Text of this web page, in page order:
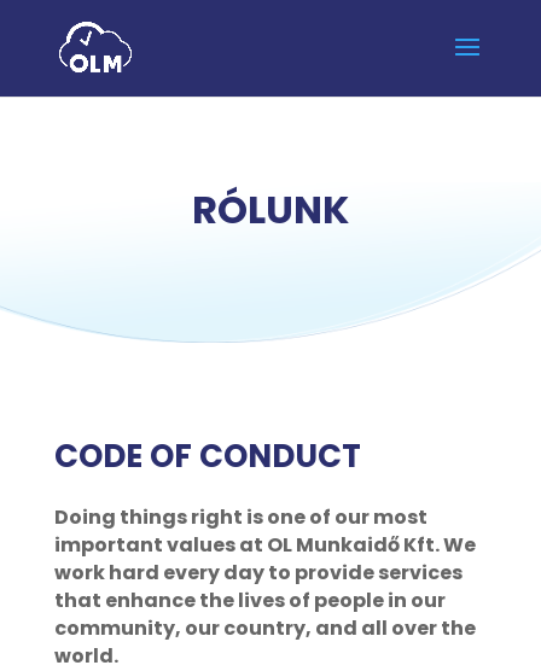
RÓLUNK
CODE OF CONDUCT
Doing things right is one of our most
important values at OL Munkaidő Kft. We
work hard every day to provide services
that enhance the lives of people in our
community, our country, and all over the
world.